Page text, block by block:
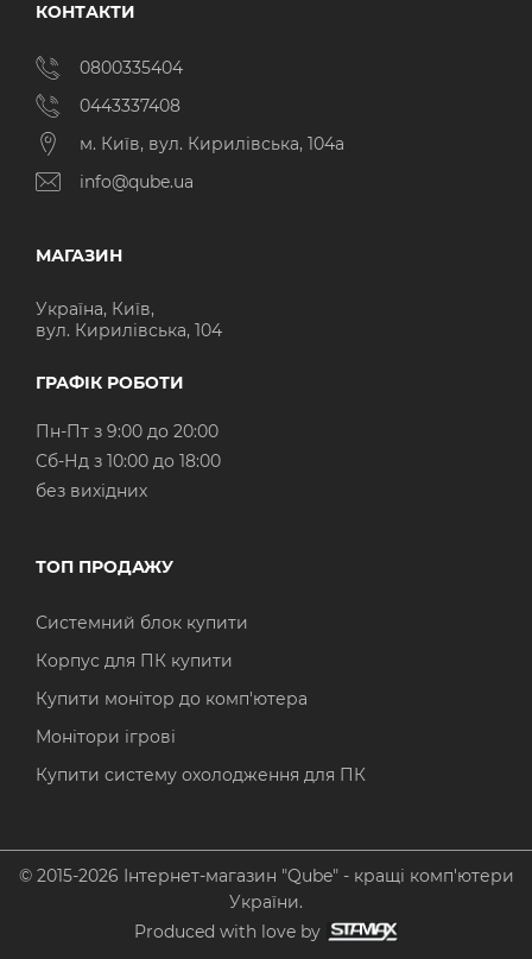
КОНТАКТИ
0800335404
0443337408
м. Київ, вул. Кирилівська, 104а
info@qube.ua
МАГАЗИН
Україна, Київ,
вул. Кирилівська, 104
ГРАФІК РОБОТИ
Пн-Пт з 9:00 до 20:00
Cб-Нд з 10:00 до 18:00
без вихідних
ТОП ПРОДАЖУ
Системний блок купити
Корпус для ПК купити
Купити монітор до комп'ютера
Монітори ігрові
Купити систему охолодження для ПК
© 2015-2026 Інтернет-магазин "Qube" - кращі комп'ютери
України.
Produced with love by